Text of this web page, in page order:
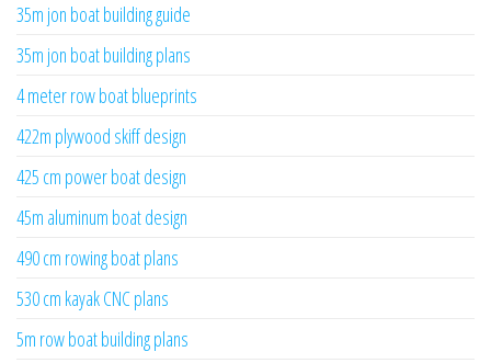
35m jon boat building guide
35m jon boat building plans
4 meter row boat blueprints
422m plywood skiff design
425 cm power boat design
45m aluminum boat design
490 cm rowing boat plans
530 cm kayak CNC plans
5m row boat building plans